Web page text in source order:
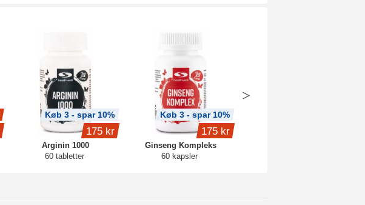
Arginin 1000
60 tabletter
Køb 3 - spar 10%
175 kr
Ginseng Kompleks
60 kapsler
Køb 3 - spar 10%
175 kr